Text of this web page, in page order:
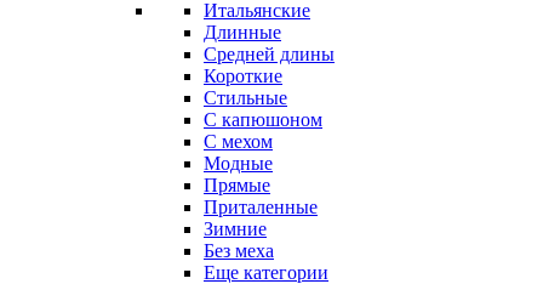
Итальянские
Длинные
Средней длины
Короткие
Стильные
С капюшоном
С мехом
Модные
Прямые
Приталенные
Зимние
Без меха
Еще категории